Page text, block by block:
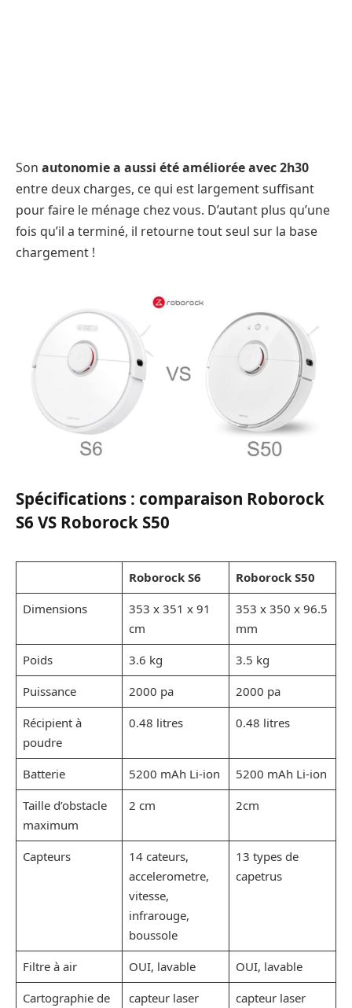
Son autonomie a aussi été améliorée avec 2h30
entre deux charges, ce qui est largement suffisant
pour faire le ménage chez vous. D’autant plus qu’une
fois qu’il a terminé, il retourne tout seul sur la base
chargement !
Spécifications : comparaison Roborock
S6 VS Roborock S50
Roborock S6
Roborock S50
Dimensions
353 x 351 x 91
cm
353 x 350 x 96.5
mm
Poids
3.6 kg
3.5 kg
Puissance
2000 pa
2000 pa
Récipient à
poudre
0.48 litres 0.48 litres
Batterie 5200 mAh Li-ion
5200 mAh Li-ion
Taille d’obstacle
maximum
2 cm 2cm
Capteurs
14 cateurs,
accelerometre,
vitesse,
infrarouge,
boussole
13 types de
capetrus
Filtre à air OUI, lavable
OUI, lavable
Cartographie de
capteur laser capteur laser